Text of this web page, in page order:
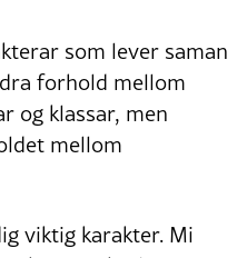
som lever saman
forhold mellom
og klassar, men
mellom
viktig karakter. Mi